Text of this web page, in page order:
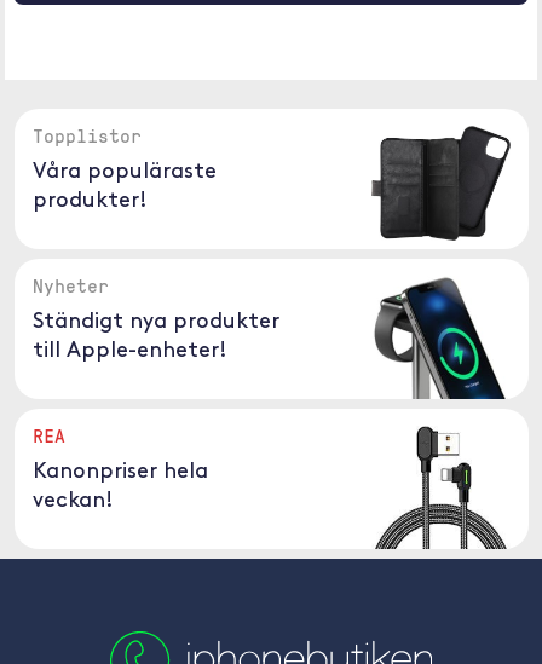
Topplistor
Våra populäraste
produkter!
Nyheter
Ständigt nya produkter
till Apple-enheter!
REA
Kanonpriser hela
veckan!